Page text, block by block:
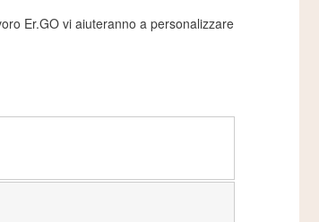
Er.GO vi aiuteranno a personalizzare